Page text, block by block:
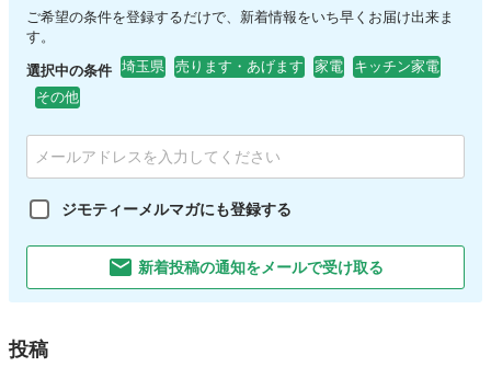
ご希望の条件を登録するだけで、新着情報をいち早くお届け出来ま
す。
選択中の条件 埼玉県 売ります・あげます 家電
キッチン家電
その他
ジモティーメルマガにも登録する
新着投稿の通知をメールで受け取る
投稿